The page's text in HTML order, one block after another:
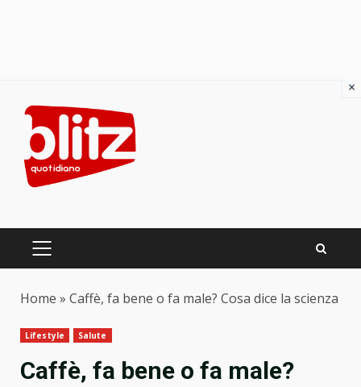
content
PRIMARY
Home » Caffè, fa bene o fa male? Cosa dice la scienza
Lifestyle Salute
Caffè, fa bene o fa male?
×